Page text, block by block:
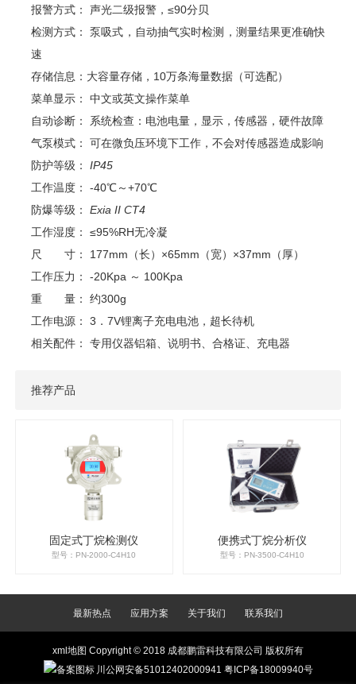
报警方式：
声光二级报警，≤90分贝
检测方式：
泵吸式，自动抽气实时检测，测量结果更准确快
速
存储信息：大容量存储，10万条海量数据（可选配）
菜单显示：
中文或英文操作菜单
自动诊断：
系统检查：电池电量，显示，传感器，硬件故障
气泵模式：
可在微负压环境下工作，不会对传感器造成影响
防护等级：
IP45
工作温度：
-40℃～+70℃
防爆等级：
Exia II CT4
工作湿度：
≤95%RH无冷凝
尺 寸：
177mm （长）×65mm（宽）×37mm（厚）
工作压力：
-20Kpa ～ 100Kpa
重 量：
约300g
工作电源：
3．7V锂离子充电电池，超长待机
相关配件：
专用仪器铝箱、说明书、合格证、充电器
推荐产品
固定式丁烷检测仪
型号：PN-2000-C4H10
便携式丁烷分析仪
型号：PN-3500-C4H10
最新热点 应用方案 关于我们 联系我们
xml地图 Copyright © 2018 成都鹏雷科技有限公司 版权所有
川公网安备51012402000941 粤ICP备18009940号